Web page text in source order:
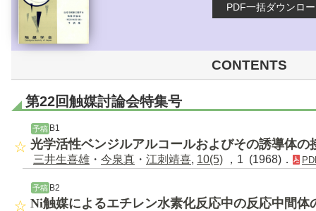
PDF一括ダウンロ
CONTENTS
第22回触媒討論会特集号
予稿 B1
光学活性ベンジルアルコールおよびその誘導体の
三井生喜雄 ・ 今泉真 ・ 江刺靖喜, 10(5) ，1 (1968)．
予稿 B2
Ni触媒によるエチレン水素化反応中の反応中間体